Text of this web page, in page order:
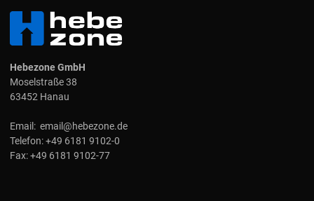
Hebezone GmbH
Moselstraße 38
63452 Hanau
Email: email@hebezone.de
Telefon:+49 6181 9102-0
Fax:+49 6181 9102-77